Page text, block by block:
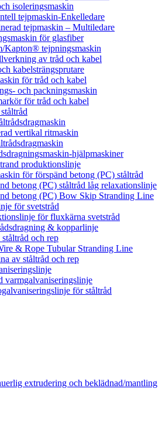
isoleringsmaskin
tejpmaskin-Enkelledare
tejpmaskin – Multiledare
för glasfiber
Kapton® tejpningsmaskin
av tråd och kabel
kabelsträngsprutare
för tråd och kabel
och packningsmaskin
för tråd och kabel
vertikal ritmaskin
hjälpmaskiner
produktionslinje
för förspänd betong (PC) ståltråd
betong (PC) ståltråd låg relaxationslinje
betong (PC) Bow Skip Stranding Line
för svetstråd
för fluxkärna svetstråd
& kopparlinje
och rep
& Rope Tubular Stranding Line
av ståltråd och rep
varmgalvaniseringslinje
för ståltråd
extrudering och beklädnad/mantling